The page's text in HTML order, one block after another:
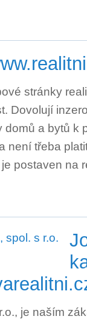
stránky
Dovolují
a bytů k
není třeba
je postaven na
je naším